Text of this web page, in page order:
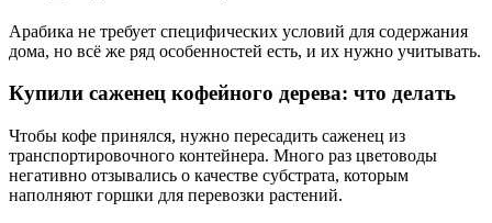
Арабика не требует специфических условий для содержания
дома, но всё же ряд особенностей есть, и их нужно учитывать.
Купили саженец кофейного дерева: что делать
Чтобы кофе принялся, нужно пересадить саженец из
транспортировочного контейнера. Много раз цветоводы
негативно отзывались о качестве субстрата, которым
наполняют горшки для перевозки растений.